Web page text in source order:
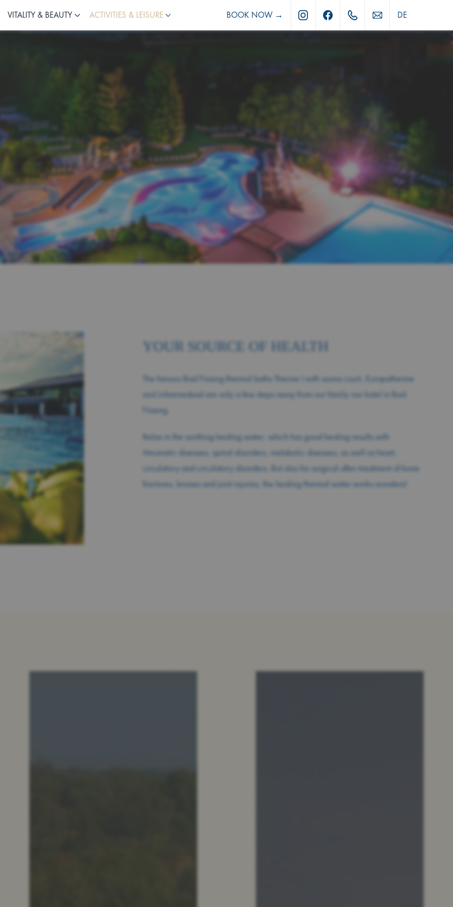
VITALITY & BEAUTY ACTIVITIES & LEISURE BOOK NOW → DE
YOUR SOURCE OF HEALTH
The famous Bad Füssing thermal baths Therme I with sauna court, Europatherme
and Johannesbad are only a few steps away from our family-run hotel in Bad
Füssing.
Relax in the soothing healing water, which has good healing results with
rheumatic diseases, spinal disorders, metabolic diseases, as well as heart,
circulatory and circulatory disorders. But also for surgical after-treatment of bone
fractures, bruises and joint injuries, the healing thermal water works wonders!